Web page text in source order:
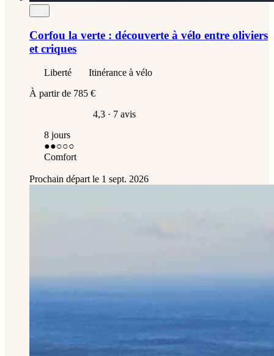
Corfou la verte : découverte à vélo entre oliviers
et criques
Liberté
Itinérance à vélo
À partir de 785 €
4,3 · 7 avis
8 jours
●●○○○
Comfort
Prochain départ le 1 sept. 2026